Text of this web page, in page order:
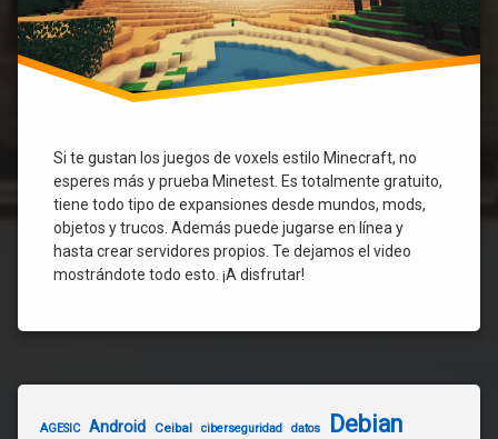
Si te gustan los juegos de voxels estilo Minecraft, no
esperes más y prueba Minetest. Es totalmente gratuito,
tiene todo tipo de expansiones desde mundos, mods,
objetos y trucos. Además puede jugarse en línea y
hasta crear servidores propios. Te dejamos el video
mostrándote todo esto. ¡A disfrutar!
AGESIC Android Ceibal ciberseguridad datos Debian